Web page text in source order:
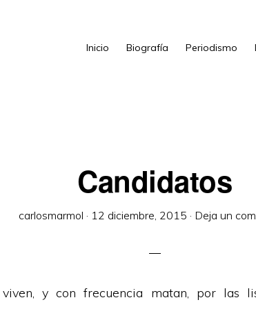
Inicio Biografía Periodismo
Candidatos
carlosmarmol · 12 diciembre, 2015 · Deja un
y con frecuencia matan, por las